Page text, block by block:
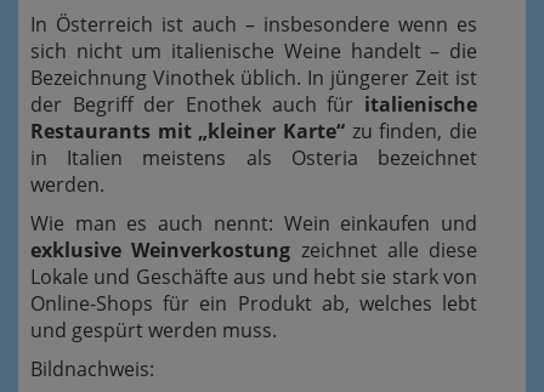
In Österreich ist auch – insbesondere wenn es
sich nicht um italienische Weine handelt – die
Bezeichnung Vinothek üblich. In jüngerer Zeit ist
der Begriff der Enothek auch für italienische
Restaurants mit „kleiner Karte“ zu finden, die
in Italien meistens als Osteria bezeichnet
werden.
Wie man es auch nennt: Wein einkaufen und
exklusive Weinverkostung zeichnet alle diese
Lokale und Geschäfte aus und hebt sie stark von
Online-Shops für ein Produkt ab, welches lebt
und gespürt werden muss.
Bildnachweis: